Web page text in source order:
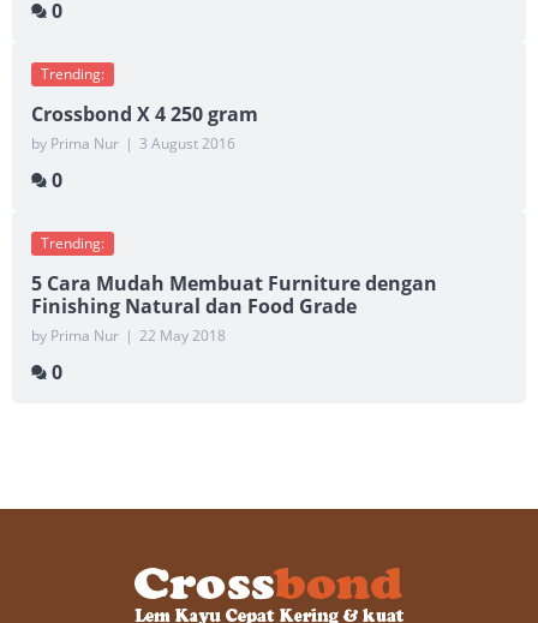
0
Trending:
Crossbond X 4 250 gram
by Prima Nur | 3 August 2016
0
Trending:
5 Cara Mudah Membuat Furniture dengan
Finishing Natural dan Food Grade
by Prima Nur | 22 May 2018
0